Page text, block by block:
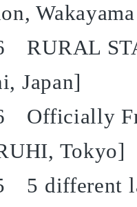
RURAL
Japan]
Officially
Tokyo]
5 different